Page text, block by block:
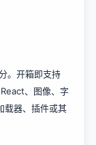
。开箱即支持
、图像、字
载器、插件或其